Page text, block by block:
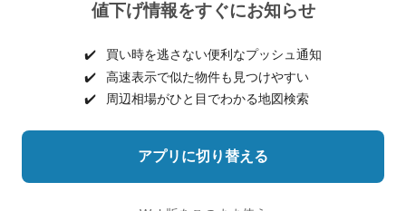
値下げ情報をすぐにお知らせ
✔️
買い時を逃さない便利なプッシュ通知
✔️
高速表示で似た物件も見つけやすい
✔️
周辺相場がひと目でわかる地図検索
アプリに切り替える
個人情報保護ポリシー 利用規約
ヘルプ・お問い合わせ 採用情報
©NIFTY Lifestyle Co., Ltd.